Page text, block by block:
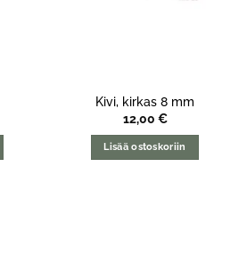
Kivi, kirkas 8 mm
12,00 €
Lisää ostoskoriin